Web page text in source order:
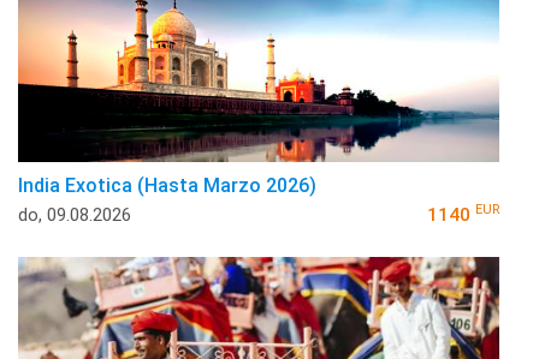
India Exotica (Hasta Marzo 2026)
do, 09.08.2026 1140 EUR